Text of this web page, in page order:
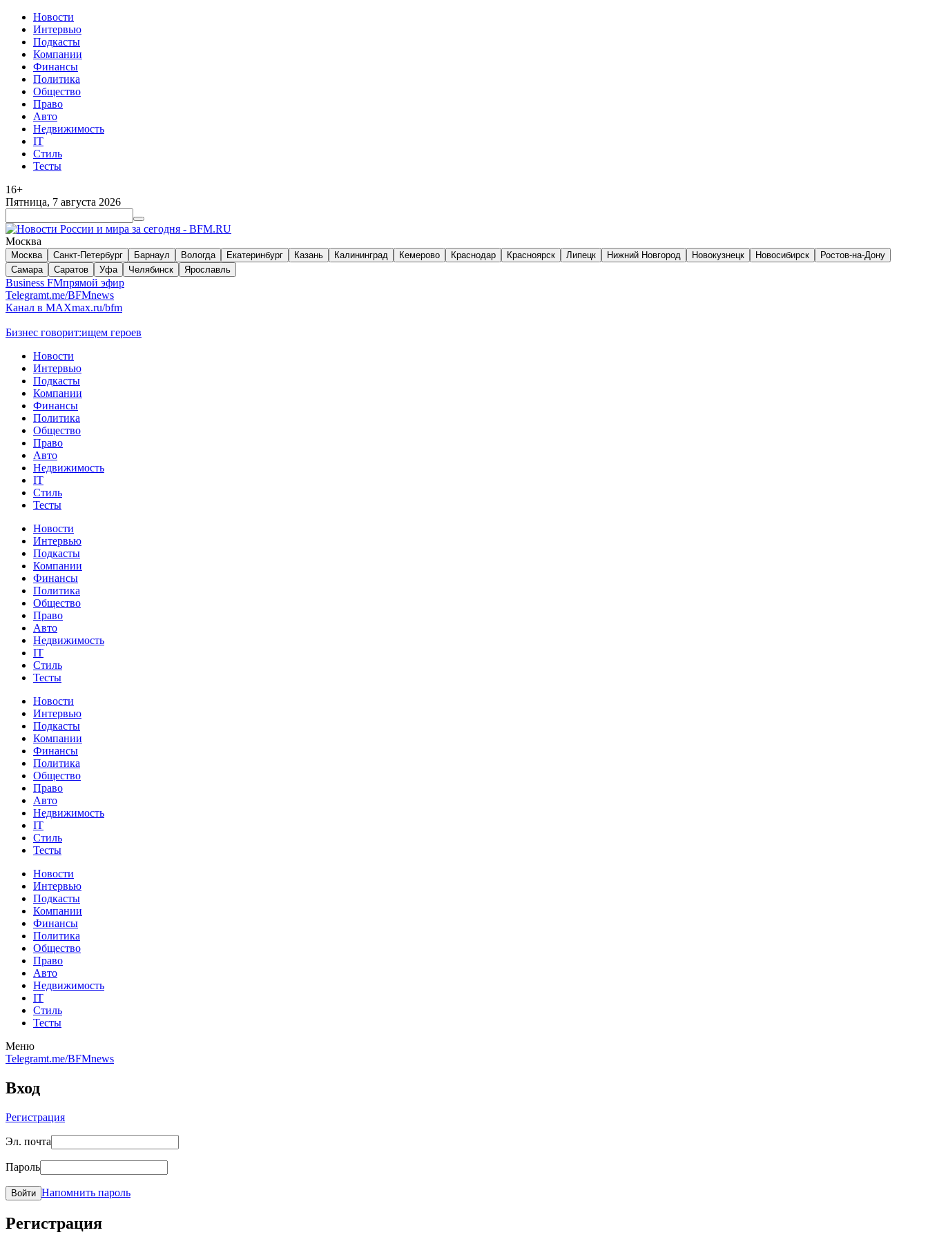
Новости
Интервью
Подкасты
Компании
Финансы
Политика
Общество
Право
Авто
Недвижимость
IT
Стиль
Тесты
16+
Пятница, 7 августа 2026
Москва
Москва Санкт-Петербург Барнаул Вологда Екатеринбург Казань Калининград Кемерово Краснодар Красноярск Липецк Нижний Новгород Новокузнецк Новосибирск
Ростов-на-Дону
Самара
Саратов Уфа Челябинск Ярославль
Business FMпрямой эфир
Telegramt.me/BFMnews
Канал в MAXmax.ru/bfm
Бизнес говорит:ищем героев
Новости
Интервью
Подкасты
Компании
Финансы
Политика
Общество
Право
Авто
Недвижимость
IT
Стиль
Тесты
Новости
Интервью
Подкасты
Компании
Финансы
Политика
Общество
Право
Авто
Недвижимость
IT
Стиль
Тесты
Новости
Интервью
Подкасты
Компании
Финансы
Политика
Общество
Право
Авто
Недвижимость
IT
Стиль
Тесты
Новости
Интервью
Подкасты
Компании
Финансы
Политика
Общество
Право
Авто
Недвижимость
IT
Стиль
Тесты
Меню
Telegramt.me/BFMnews
Вход
Регистрация
Эл. почта
Пароль
Войти Напомнить пароль
Регистрация